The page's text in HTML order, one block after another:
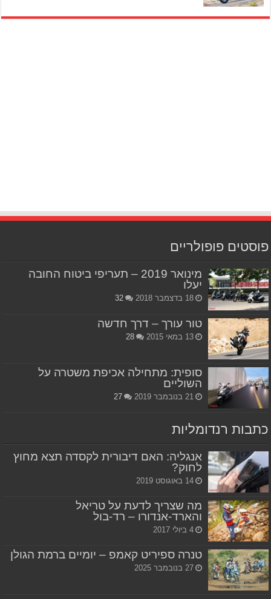
פוסטים פופולריים
מינואר 2019 – תעריפי ביטוח החובה
יעלו
18 בדצמבר 2018 32
טור עורך – דרך חדשה
13 במאי 2015 28
סופית: מתחילה אכיפת משטרה על
השוליים
21 בנובמבר 2019 27
כתבות רנדומליות
אנגליה: האם דיבורית לקסדה תצא מחוץ
לחוק?
14 באוגוסט 2019
מה שצריך לדעת על טריאל
והארד-אנדורו – רד-בול
4 ביולי 2017
טנרה ספיריט קאמפ – יומיים ברמת הגולן
27 בנובמבר 2025